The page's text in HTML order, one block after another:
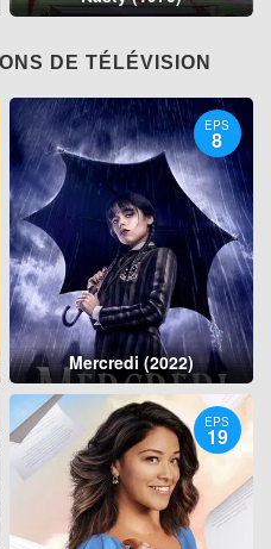
DE TÉLÉVISION
EPS
8
Mercredi (2022)
EPS
19